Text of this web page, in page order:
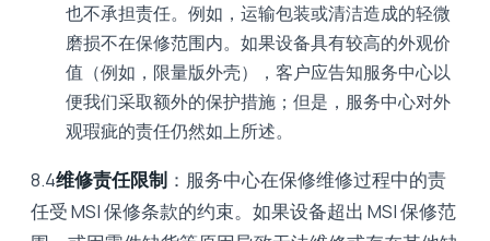
也不承担责任。例如，运输包装或清洁造成的轻微
磨损不在保修范围内。如果设备具有较高的外观价
值（例如，限量版外壳），客户应告知服务中心以
便我们采取额外的保护措施；但是，服务中心对外
观瑕疵的责任仍然如上所述。
8.4维修责任限制 ：服务中心在保修维修过程中的责
任受 MSI 保修条款的约束。如果设备超出 MSI 保修范